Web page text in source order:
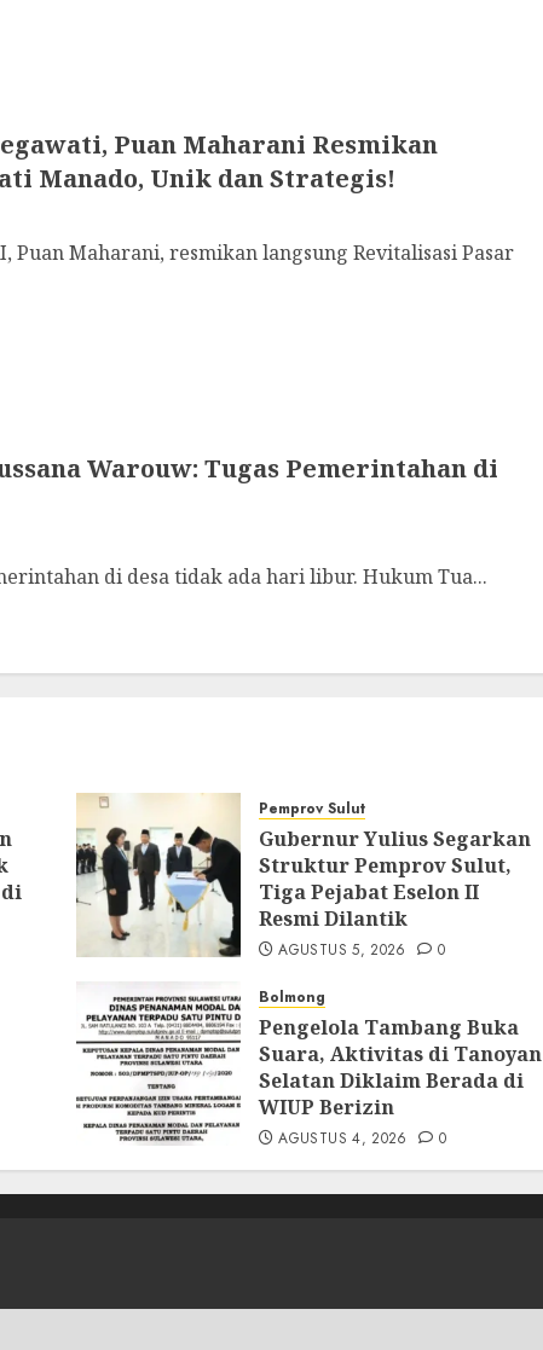
Puan Maharani Resmikan
Manado, Unik dan Strategis!
Puan Maharani, resmikan langsung Revitalisasi Pasar
Warouw: Tugas Pemerintahan di
di desa tidak ada hari libur. Hukum Tua...
Pemprov Sulut
Gubernur Yulius Segarkan
Struktur Pemprov Sulut,
Tiga Pejabat Eselon II
Resmi Dilantik
AGUSTUS 5, 2026 0
Bolmong
Pengelola Tambang Buka
Suara, Aktivitas di Tanoyan
Selatan Diklaim Berada di
WIUP Berizin
AGUSTUS 4, 2026 0